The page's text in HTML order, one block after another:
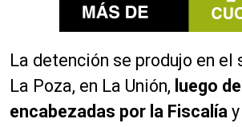
La detención se produjo en el
La Poza, en La Unión, luego
encabezadas por la Fiscalía